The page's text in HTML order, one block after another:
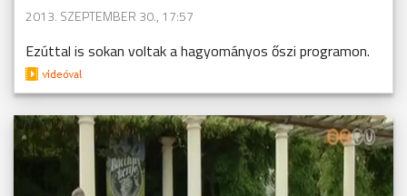
2013. SZEPTEMBER 30., 17:57
Ezúttal is sokan voltak a hagyományos őszi programon.